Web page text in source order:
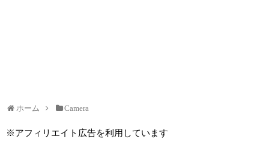
ホーム Camera
※アフィリエイト広告を利用しています